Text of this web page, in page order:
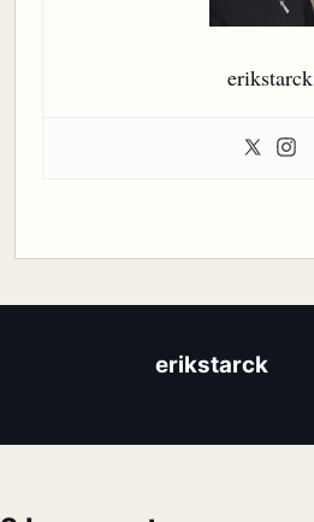
erikstarck
erikstarck